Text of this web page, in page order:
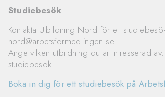
Studiebesök
Kontakta Utbildning Nord för ett
nord@arbetsformedlingen.se.
Ange vilken utbildning du är intresserad
studiebesök.
Boka in dig för ett studiebesök på